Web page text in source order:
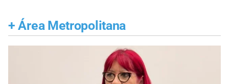
+ Área Metropolitana